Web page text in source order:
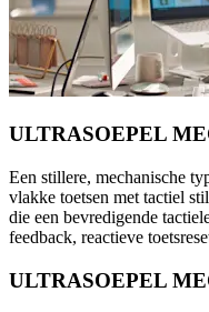
ULTRASOEPEL
Een stillere, mechanische
vlakke toetsen met tactiel
die een bevredigende
feedback, reactieve
ULTRASOEPEL